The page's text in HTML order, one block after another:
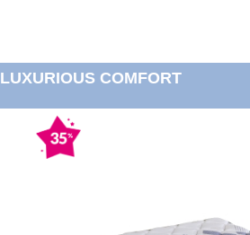
LUXURIOUS COMFORT